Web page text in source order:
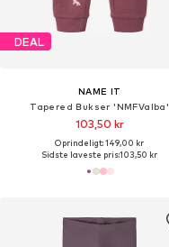
DEAL
NAME IT
Tapered Bukser 'NMFValba'
103,50 kr
Oprindeligt: 149,00 kr
Sidste laveste pris:103,50 kr